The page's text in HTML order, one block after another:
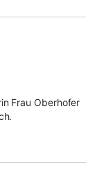
Frau Oberhofer